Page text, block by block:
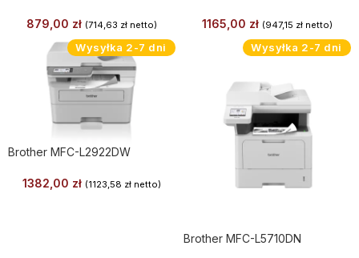
879,00 zł (714,63 zł netto) 1165,00 zł (947,15 zł netto)
Wysyłka 2-7 dni
Brother MFC-L2922DW
1382,00 zł (1123,58 zł netto)
Wysyłka 2-7 dni
Brother MFC-L5710DN